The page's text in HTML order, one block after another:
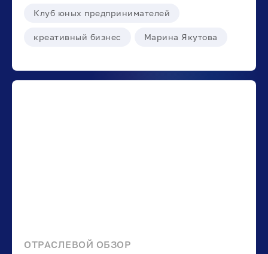
Клуб юных предпринимателей
креативный бизнес Марина Якутова
ОТРАСЛЕВОЙ ОБЗОР